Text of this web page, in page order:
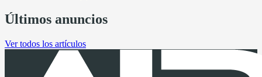
Últimos anuncios
Ver todos los artículos